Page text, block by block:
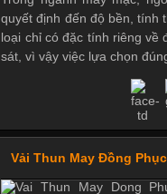
quyết định đến độ bền, tính
loại chỉ có đặc tính riêng về
sát, vì vậy việc lựa chọn
Vải Thun May Đồng